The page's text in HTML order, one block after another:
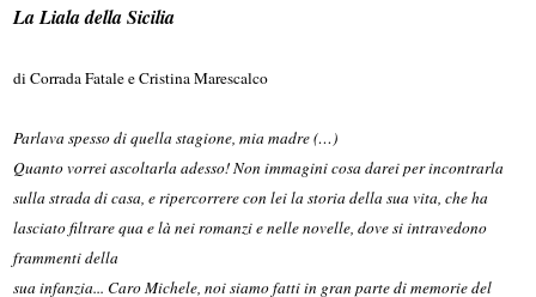
La Liala della Sicilia
di Corrada Fatale e Cristina Marescalco
Parlava spesso di quella stagione, mia madre (…)
Quanto vorrei ascoltarla adesso! Non immagini cosa darei per incontrarla
sulla strada di casa, e ripercorrere con lei la storia della sua vita, che ha
lasciato filtrare qua e là nei romanzi e nelle novelle, dove si intravedono
frammenti della
sua infanzia... Caro Michele, noi siamo fatti in gran parte di memorie del